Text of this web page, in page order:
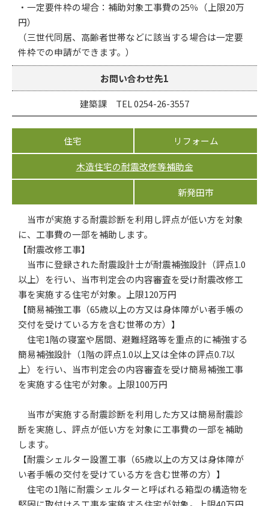
・一定要件枠の場合：補助対象工事費の25％（上限20万
円）
（三世代同居、高齢者世帯などに該当する場合は一定要
件枠での申請ができます。）
お問い合わせ先1
建築課 TEL 0254-26-3557
住宅 リフォーム
木造住宅の耐震改修等補助金
新発田市
当市が実施する耐震診断を利用し評点が低い方を対象
に、工事費の一部を補助します。
【耐震改修工事】
当市に登録された耐震設計士が耐震補強設計（評点1.0
以上）を行い、当市判定会の内容審査を受け耐震改修工
事を実施する住宅が対象。上限120万円
【簡易補強工事（65歳以上の方又は身体障がい者手帳の
交付を受けている方を含む世帯の方）】
住宅1階の寝室や居間、避難経路等を重点的に補強する
簡易補強設計（1階の評点1.0以上又は全体の評点0.7以
上）を行い、当市判定会の内容審査を受け簡易補強工事
を実施する住宅が対象。上限100万円
当市が実施する耐震診断を利用した方又は簡易耐震診
断を実施し、評点が低い方を対象に工事費の一部を補助
します。
【耐震シェルター設置工事（65歳以上の方又は身体障が
い者手帳の交付を受けている方を含む世帯の方）】
住宅の1階に耐震シェルターと呼ばれる箱型の構造物を